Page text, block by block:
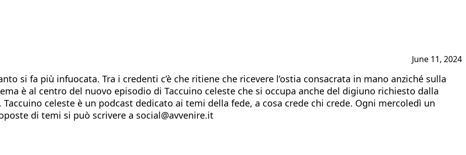
June 11, 2024
si fa più infuocata. Tra i credenti c’è che ritiene che ricevere l’ostia consacrata in mano anziché sulla
è al centro del nuovo episodio di Taccuino celeste che si occupa anche del digiuno richiesto dalla
Taccuino celeste è un podcast dedicato ai temi della fede, a cosa crede chi crede. Ogni mercoledì un
di temi si può scrivere a social@avvenire.it